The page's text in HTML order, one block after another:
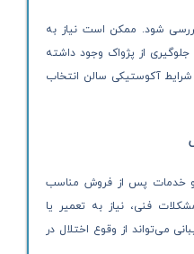
شود. ممکن است نیاز به
جلوگیری از پژواک وجود داشته
آکوستیکی سالن انتخاب
و خدمات پس از فروش مناسب
فنی، نیاز به تعمیر یا
می‌تواند از وقوع اختلال در